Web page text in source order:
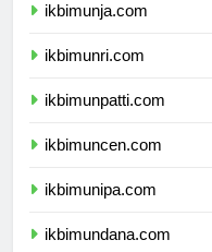
ikbimunja.com
ikbimunri.com
ikbimunpatti.com
ikbimuncen.com
ikbimunipa.com
ikbimundana.com